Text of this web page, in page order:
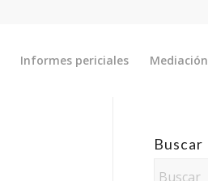
Informes periciales Mediación
Buscar